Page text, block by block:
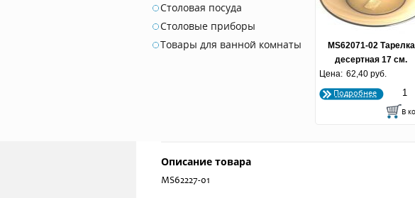
Столовая посуда
Столовые приборы
Товары для ванной комнаты
MS62071-02 Тарелка
десертная 17 см.
"BASILICO" дымка
Цена: 62,40 руб.
Подробнее
Описание товара
MS62227-01